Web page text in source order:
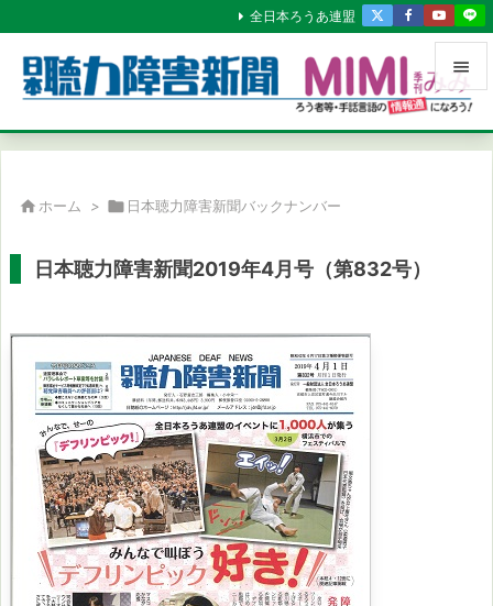


メニュ
全日本ろうあ連盟
 ホーム >  日本聴力障害新聞バックナンバー
日本聴力障害新聞2019年4月号（第832号）